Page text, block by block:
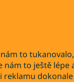
to
nám to ještě lépe
reklamu